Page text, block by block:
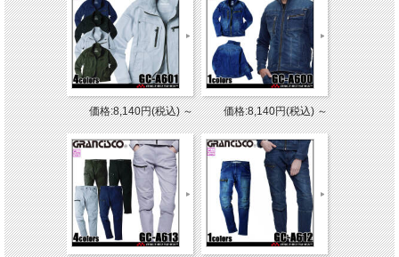
価格:8,140円(税込)～ 価格:8,140円(税込)～